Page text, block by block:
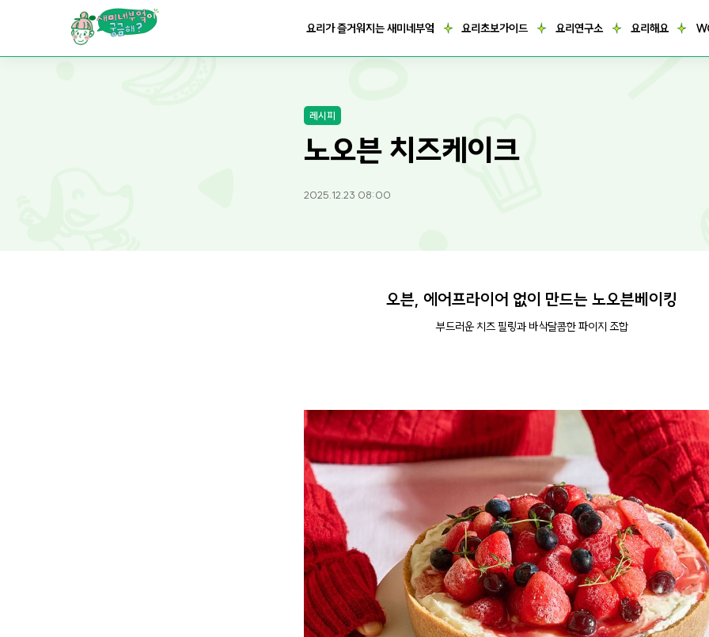
요리가 즐거워지는 새미네부엌 요리초보가이드 요리연구소 요리해요
레시피
노오븐 치즈케이크
2025.12.23 08:00
오븐, 에어프라이어 없이 만드는 노오븐베이킹
부드러운 치즈 필링과 바삭달콤한 파이지 조합